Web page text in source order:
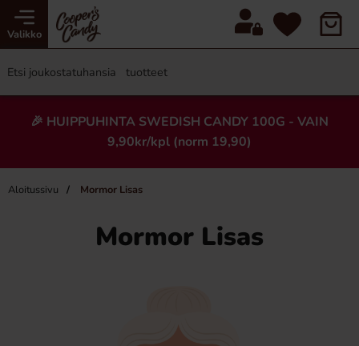
Valikko
🎉 HUIPPUHINTA SWEDISH CANDY 100G - VAIN
9,90kr/kpl (norm 19,90)
Aloitussivu Mormor Lisas
Mormor Lisas